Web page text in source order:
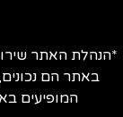
האתר שירות
באתר הם נכונים,
המופיעים